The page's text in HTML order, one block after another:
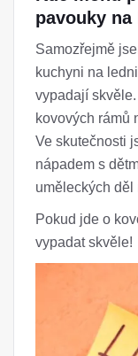
pavouky na
Samozřejmě
kuchyni na
vypadají
kovových rámů
Ve skutečnosti
nápadem s
uměleckých děl
Pokud jde o
vypadat skvěle!